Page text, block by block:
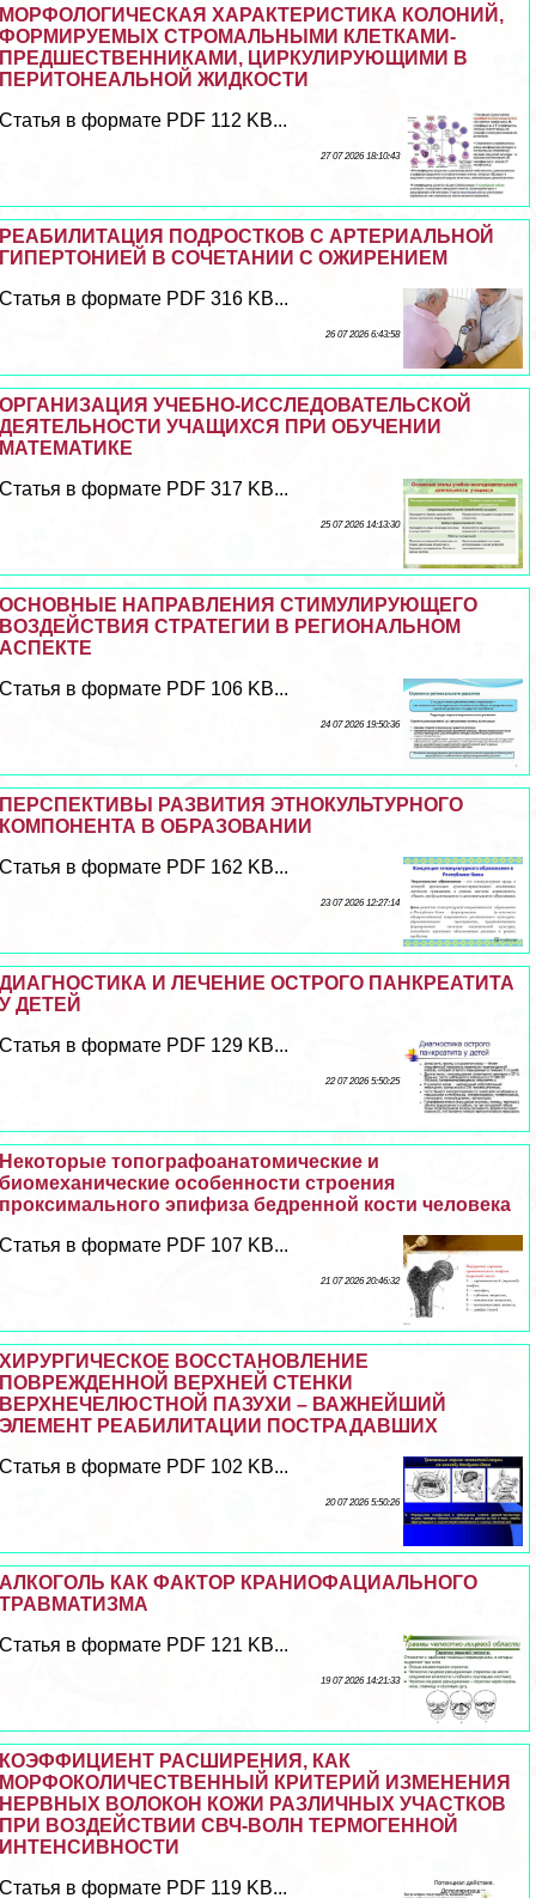
МОРФОЛОГИЧЕСКАЯ ХАРАКТЕРИСТИКА КОЛОНИЙ,
ФОРМИРУЕМЫХ СТРОМАЛЬНЫМИ КЛЕТКАМИ-
ПРЕДШЕСТВЕННИКАМИ, ЦИРКУЛИРУЮЩИМИ В
ПЕРИТОНЕАЛЬНОЙ ЖИДКОСТИ
Статья в формате PDF 112 KB...
27 07 2026 18:10:43
РЕАБИЛИТАЦИЯ ПОДРОСТКОВ С АРТЕРИАЛЬНОЙ
ГИПЕРТОНИЕЙ В СОЧЕТАНИИ С ОЖИРЕНИЕМ
Статья в формате PDF 316 KB...
26 07 2026 6:43:58
ОРГАНИЗАЦИЯ УЧЕБНО-ИССЛЕДОВАТЕЛЬСКОЙ
ДЕЯТЕЛЬНОСТИ УЧАЩИХСЯ ПРИ ОБУЧЕНИИ
МАТЕМАТИКЕ
Статья в формате PDF 317 KB...
25 07 2026 14:13:30
ОСНОВНЫЕ НАПРАВЛЕНИЯ СТИМУЛИРУЮЩЕГО
ВОЗДЕЙСТВИЯ СТРАТЕГИИ В РЕГИОНАЛЬНОМ
АСПЕКТЕ
Статья в формате PDF 106 KB...
24 07 2026 19:50:36
ПЕРСПЕКТИВЫ РАЗВИТИЯ ЭТНОКУЛЬТУРНОГО
КОМПОНЕНТА В ОБРАЗОВАНИИ
Статья в формате PDF 162 KB...
23 07 2026 12:27:14
ДИАГНОСТИКА И ЛЕЧЕНИЕ ОСТРОГО ПАНКРЕАТИТА
У ДЕТЕЙ
Статья в формате PDF 129 KB...
22 07 2026 5:50:25
Некоторые топографоанатомические и
биомеханические особенности строения
проксимального эпифиза бедренной кости человека
Статья в формате PDF 107 KB...
21 07 2026 20:46:32
ХИРУРГИЧЕСКОЕ ВОССТАНОВЛЕНИЕ
ПОВРЕЖДЕННОЙ ВЕРХНЕЙ СТЕНКИ
ВЕРХНЕЧЕЛЮСТНОЙ ПАЗУХИ – ВАЖНЕЙШИЙ
ЭЛЕМЕНТ РЕАБИЛИТАЦИИ ПОСТРАДАВШИХ
Статья в формате PDF 102 KB...
20 07 2026 5:50:26
АЛКОГОЛЬ КАК ФАКТОР КРАНИОФАЦИАЛЬНОГО
ТРАВМАТИЗМА
Статья в формате PDF 121 KB...
19 07 2026 14:21:33
КОЭФФИЦИЕНТ РАСШИРЕНИЯ, КАК
МОРФОКОЛИЧЕСТВЕННЫЙ КРИТЕРИЙ ИЗМЕНЕНИЯ
НЕРВНЫХ ВОЛОКОН КОЖИ РАЗЛИЧНЫХ УЧАСТКОВ
ПРИ ВОЗДЕЙСТВИИ СВЧ-ВОЛН ТЕРМОГЕННОЙ
ИНТЕНСИВНОСТИ
Статья в формате PDF 119 KB...